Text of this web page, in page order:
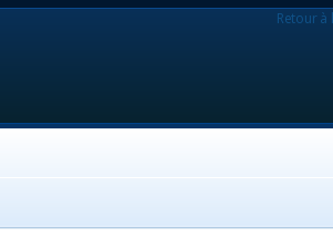
Retour à